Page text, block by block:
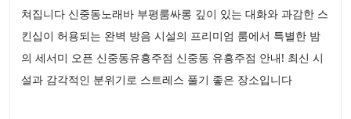
쳐집니다 신중동노래바 부평룸싸롱 깊이 있는 대화와 과감한 스
킨십이 허용되는 완벽 방음 시설의 프리미엄 룸에서 특별한 밤
의 세서미 오픈 신중동유흥주점 신중동 유흥주점 안내! 최신 시
설과 감각적인 분위기로 스트레스 풀기 좋은 장소입니다